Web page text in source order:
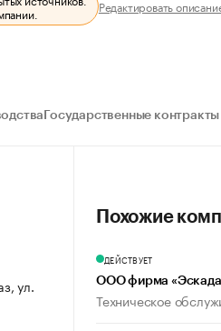
Редактировать
Государственные контракты
ул.
Похожие
ДЕЙСТВУЕТ
ООО фирма
Техническое